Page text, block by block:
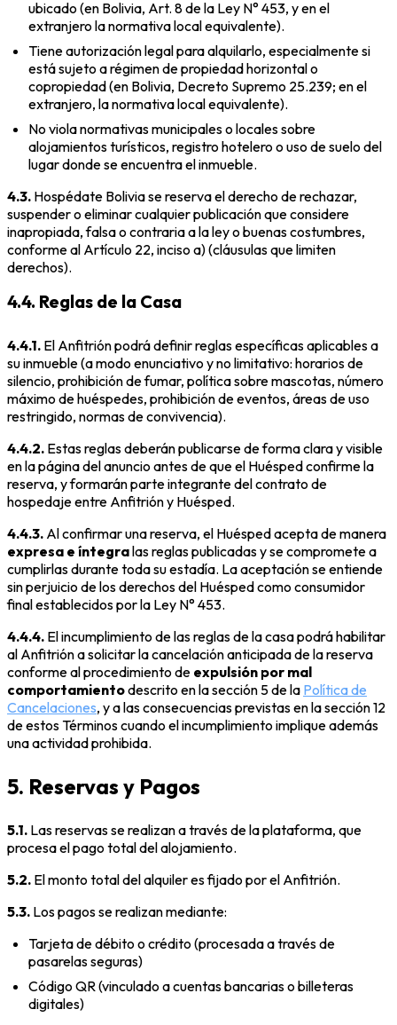
ubicado (en Bolivia, Art. 8 de la Ley N° 453, y en el
extranjero la normativa local equivalente).
Tiene autorización legal para alquilarlo, especialmente si
está sujeto a régimen de propiedad horizontal o
copropiedad (en Bolivia, Decreto Supremo 25.239; en el
extranjero, la normativa local equivalente).
No viola normativas municipales o locales sobre
alojamientos turísticos, registro hotelero o uso de suelo del
lugar donde se encuentra el inmueble.
4.3. Hospédate Bolivia se reserva el derecho de rechazar,
suspender o eliminar cualquier publicación que considere
inapropiada, falsa o contraria a la ley o buenas costumbres,
conforme al Artículo 22, inciso a) (cláusulas que limiten
derechos).
4.4. Reglas de la Casa
4.4.1. El Anfitrión podrá definir reglas específicas aplicables a
su inmueble (a modo enunciativo y no limitativo: horarios de
silencio, prohibición de fumar, política sobre mascotas, número
máximo de huéspedes, prohibición de eventos, áreas de uso
restringido, normas de convivencia).
4.4.2. Estas reglas deberán publicarse de forma clara y visible
en la página del anuncio antes de que el Huésped confirme la
reserva, y formarán parte integrante del contrato de
hospedaje entre Anfitrión y Huésped.
4.4.3. Al confirmar una reserva, el Huésped acepta de manera
expresa e íntegralas reglas publicadas y se compromete a
cumplirlas durante toda su estadía. La aceptación se entiende
sin perjuicio de los derechos del Huésped como consumidor
final establecidos por la Ley N° 453.
4.4.4. El incumplimiento de las reglas de la casa podrá habilitar
al Anfitrión a solicitar la cancelación anticipada de la reserva
conforme al procedimiento de expulsión por mal
comportamientodescrito en la sección 5 de la Política de
Cancelaciones, y a las consecuencias previstas en la sección 12
de estos Términos cuando el incumplimiento implique además
una actividad prohibida.
5. Reservas y Pagos
5.1. Las reservas se realizan a través de la plataforma, que
procesa el pago total del alojamiento.
5.2. El monto total del alquiler es fijado por el Anfitrión.
5.3. Los pagos se realizan mediante:
Tarjeta de débito o crédito (procesada a través de
pasarelas seguras)
Código QR (vinculado a cuentas bancarias o billeteras
digitales)